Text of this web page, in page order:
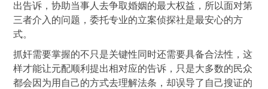
出告诉，协助当事人去争取婚姻的最大权益，所以面对第
三者介入的问题，委托专业的立案侦探社是最安心的方
式。
抓奸需要掌握的不只是关键性同时还需要具备合法性，这
样才能让元配顺利提出相对应的告诉，只是大多数的民众
都会因为用自己的方式去理解法条，却误导了自己搜证的